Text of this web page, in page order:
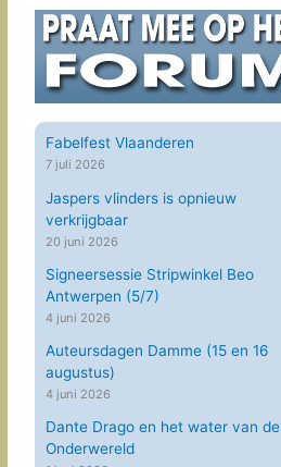
Fabelfest Vlaanderen
7 juli 2026
Jaspers vlinders is opnieuw
verkrijgbaar
20 juni 2026
Signeersessie Stripwinkel Beo
Antwerpen (5/7)
4 juni 2026
Auteursdagen Damme (15 en 16
augustus)
4 juni 2026
Dante Drago en het water van de
Onderwereld